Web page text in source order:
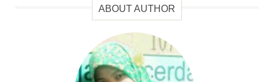
ABOUT AUTHOR